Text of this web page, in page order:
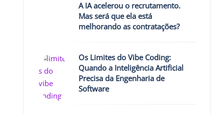
A IA acelerou o recrutamento.
Mas será que ela está
melhorando as contratações?
Os Limites do Vibe Coding:
Quando a Inteligência Artificial
Precisa da Engenharia de
Software